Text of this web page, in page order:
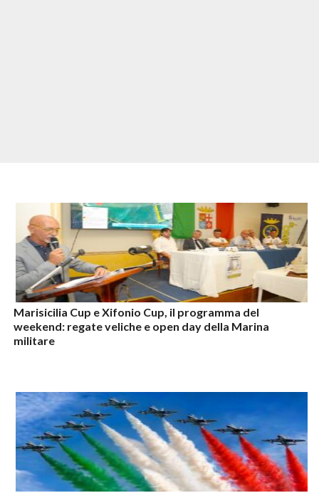
Marisicilia Cup e Xifonio Cup, il programma del
weekend: regate veliche e open day della Marina
militare